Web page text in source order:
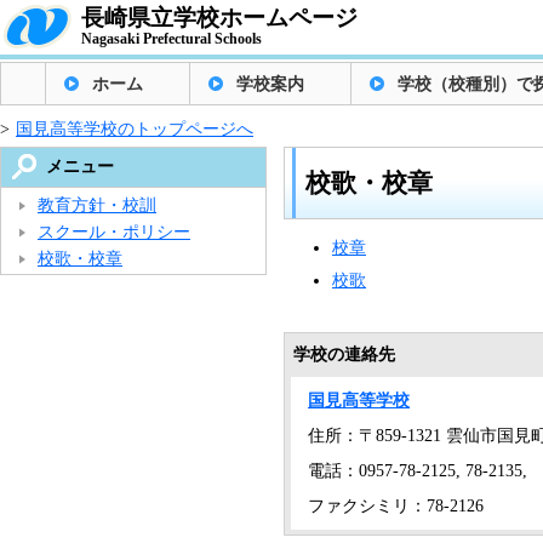
長崎県立学校ホームページ
Nagasaki Prefectural Schools
ホーム 学校案内 学校（校種別）で
> 国見高等学校のトップページへ
校歌・校章
校章
校歌
学校の連絡先
国見高等学校
住所：〒859-1321 雲仙市国見
電話：0957-78-2125, 78-2135,
ファクシミリ：78-2126
メニュー
教育方針・校訓
スクール・ポリシー
校歌・校章